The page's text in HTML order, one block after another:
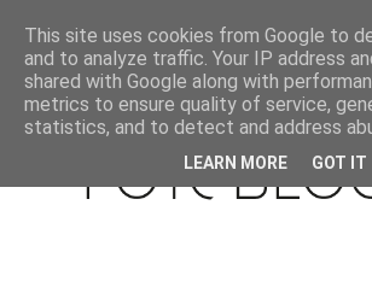
This site uses cookies from Google to
and to analyze traffic. Your IP address
shared with Google along with
metrics to ensure quality of service,
statistics, and to detect and address
LEARN MORE GOT IT